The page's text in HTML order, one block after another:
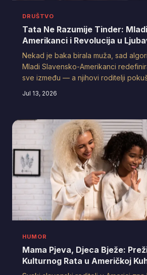
DRUŠTVO
Tata Ne Razumije Tinder:
Amerikanci i Revolucija u
Nekad je baka birala muža, sad
Mladi Slavensko-Amerikanci
sve između — a njihovi roditelji
Jul 13, 2026
HUMOR
Mama Pjeva, Djeca Bježe:
Kulturnog Rata u Američkoj